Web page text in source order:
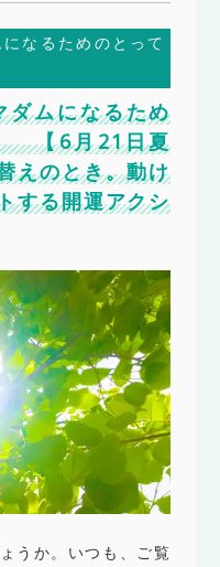
になるためのとって
ムになるため
【6月21日夏
えのとき。動け
する開運アクシ
うか。いつも、ご覧